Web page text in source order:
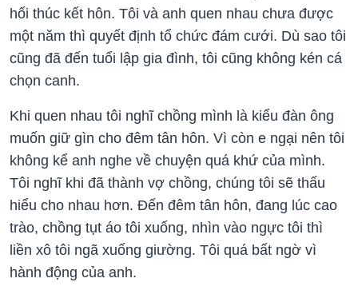
hối thúc kết hôn. Tôi và anh quen nhau chưa được
một năm thì quyết định tổ chức đám cưới. Dù sao tôi
cũng đã đến tuổi lập gia đình, tôi cũng không kén cá
chọn canh.
Khi quen nhau tôi nghĩ chồng mình là kiểu đàn ông
muốn giữ gìn cho đêm tân hôn. Vì còn e ngại nên tôi
không kể anh nghe về chuyện quá khứ của mình.
Tôi nghĩ khi đã thành vợ chồng, chúng tôi sẽ thấu
hiểu cho nhau hơn. Đến đêm tân hôn, đang lúc cao
trào, chồng tụt áo tôi xuống, nhìn vào ngực tôi thì
liền xô tôi ngã xuống giường. Tôi quá bất ngờ vì
hành động của anh.